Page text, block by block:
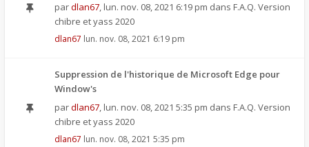
pardlan67, lun. nov. 08, 2021 6:19 pm dans F.A.Q. Version
chibre et yass 2020
dlan67 lun. nov. 08, 2021 6:19 pm
Suppression de l'historique de Microsoft Edge pour
Window's
pardlan67, lun. nov. 08, 2021 5:35 pm dans F.A.Q. Version
chibre et yass 2020
dlan67 lun. nov. 08, 2021 5:35 pm